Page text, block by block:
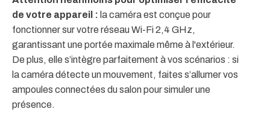
de votre appareil : la caméra est conçue pour
fonctionner sur votre réseau Wi-Fi 2,4 GHz,
garantissant une portée maximale même à l'extérieur.
De plus, elle s’intègre parfaitement à vos scénarios : si
la caméra détecte un mouvement, faites s’allumer vos
ampoules connectées du salon pour simuler une
présence.